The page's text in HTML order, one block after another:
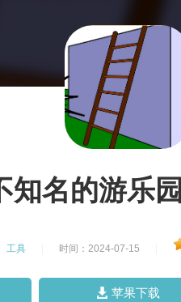
知名的游乐
工具 时间：2024-07-15
苹果下载